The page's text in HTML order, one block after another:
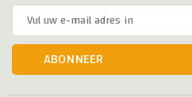
ABONNEER